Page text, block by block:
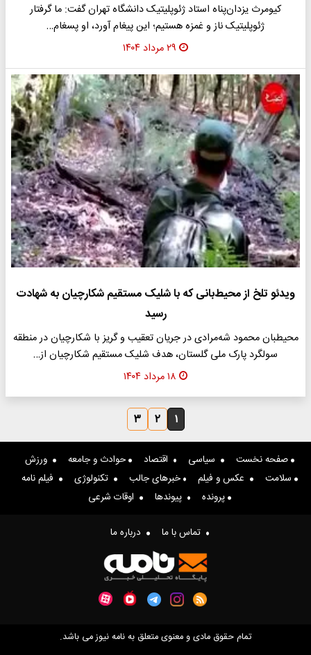
کیومرث یزدان‌پناه استاد ژئوپلیتیک دانشگاه تهران گفت: ما گرفتار
ژئوپلیتیک ناز و غمزه هستیم؛ این پیغام آورد، او پسغام…
۲۹ مرداد ۱۴۰۴
ویدئو تلخ از محیط‌بانی که با شلیک مستقیم شکارچیان به شهادت
رسید
محیطبان محمود شه‌مرادی در جریان تعقیب و گریز با شکارچیان در منطقه
سولگرد پارک ملی گلستان، هدف شلیک مستقیم شکارچیان از…
۱۸ مرداد ۱۴۰۴
۱ ۲ ۳
صفحه نخست سیاسی اقتصاد حوادث و جامعه
ورزش
سلامت
عکس و فیلم خبرهای جالب تکنولوژی
فیلم نامه
پرونده
پیوندها اوقات شرعی
تماس با ما درباره ما
تمام حقوق مادی و معنوی متعلق به نامه نیوز می باشد.